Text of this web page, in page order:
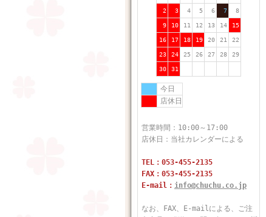
2 3 4 5 6 7 8
9 10 11 12 13 14 15
16 17 18 19 20 21 22
23 24 25 26 27 28 29
30 31
今日
店休日
営業時間：10:00～17:00
店休日：当社カレンダーによる
TEL：053-455-2135
FAX：053-455-2135
E-mail： info@chuchu.co.jp
なお、FAX、E-mailによる、ご注